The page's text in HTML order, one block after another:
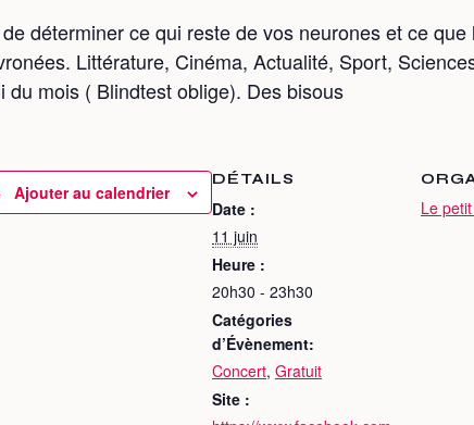
déterminer ce qui reste de vos neurones et ce
Littérature, Cinéma, Actualité, Sport,
du mois ( Blindtest oblige). Des bisous
Ajouter au calendrier
DÉTAILS
Date :
11 juin
Heure :
20h30 - 23h30
Catégories
d’Évènement:
Concert, Gratuit
Site :
Le